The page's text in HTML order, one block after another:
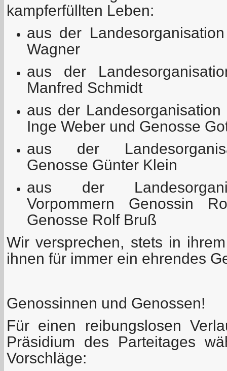
kampferfüllten Leben:
aus der
Wagner
aus der
Manfred Schmidt
aus der
Inge Weber und Genosse
aus der
Genosse Günter Klein
aus der
Vorpommern Genossin
Genosse Rolf Bruß
Wir versprechen, stets in
ihnen für immer ein ehrendes
Genossinnen und Genossen!
Für einen reibungslosen
Präsidium des Parteitages
Vorschläge: